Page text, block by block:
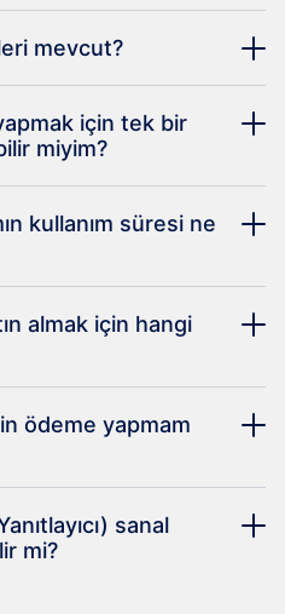
mevcut?
için tek bir
miyim?
kullanım süresi ne
almak için hangi
ödeme yapmam
sanal
mi?